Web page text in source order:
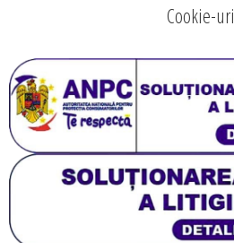
Cookie-uri